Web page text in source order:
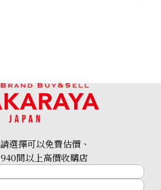
Handbag M21849
選擇可以免費估價、
間以上高價收購店